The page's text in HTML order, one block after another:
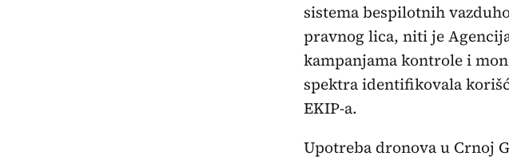
sistema bespilotnih
pravnog lica, niti je
kampanjama kontrole i
spektra identifikovala
EKIP-a.
Upotreba dronova u Crnoj